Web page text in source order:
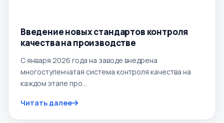
Введение новых стандартов контроля
качества на производстве
С января 2026 года на заводе внедрена
многоступенчатая система контроля качества на
каждом этапе про...
Читать далее